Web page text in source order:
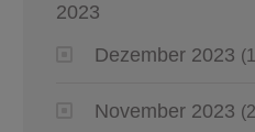
2023
Dezember 2023
November 2023